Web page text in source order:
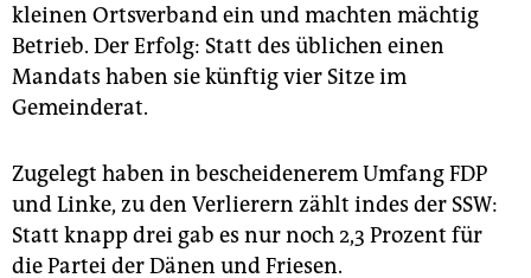
kleinen Ortsverband ein und machten mächtig
Betrieb. Der Erfolg: Statt des üblichen einen
Mandats haben sie künftig vier Sitze im
Gemeinderat.
Zugelegt haben in bescheidenerem Umfang FDP
und Linke, zu den Verlierern zählt indes der SSW:
Statt knapp drei gab es nur noch 2,3 Prozent für
die Partei der Dänen und Friesen.